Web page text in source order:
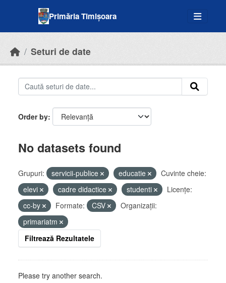
Primăria Timișoara
Seturi de date
Order by
No datasets found
Grupuri: servicii-publice educatie
Cuvinte cheie:
elevi
cadre didactice studenti
Licenţe:
cc-by
Formate: CSV
Organizații:
primariatm
Filtrează Rezultatele
Please try another search.